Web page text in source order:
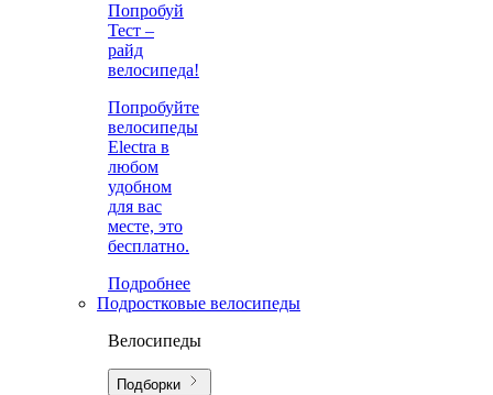
Попробуй
Тест –
райд
велосипеда!
Попробуйте
велосипеды
Electra в
любом
удобном
для вас
месте, это
бесплатно.
Подробнее
Подростковые велосипеды
Велосипеды
Подборки